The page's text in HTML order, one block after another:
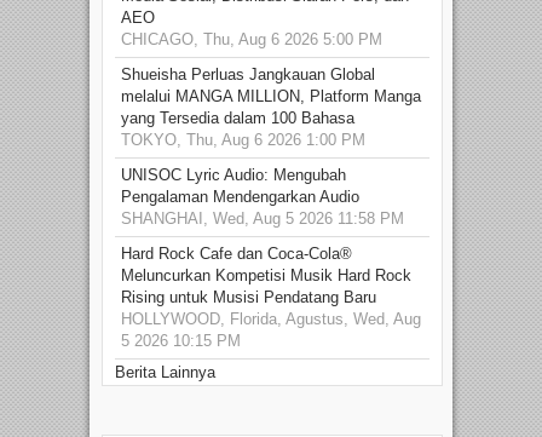
AEO
CHICAGO, Thu, Aug 6 2026 5:00 PM
Shueisha Perluas Jangkauan Global
melalui MANGA MILLION, Platform Manga
yang Tersedia dalam 100 Bahasa
TOKYO, Thu, Aug 6 2026 1:00 PM
UNISOC Lyric Audio: Mengubah
Pengalaman Mendengarkan Audio
SHANGHAI, Wed, Aug 5 2026 11:58 PM
Hard Rock Cafe dan Coca-Cola®
Meluncurkan Kompetisi Musik Hard Rock
Rising untuk Musisi Pendatang Baru
HOLLYWOOD, Florida, Agustus, Wed, Aug
5 2026 10:15 PM
Berita Lainnya